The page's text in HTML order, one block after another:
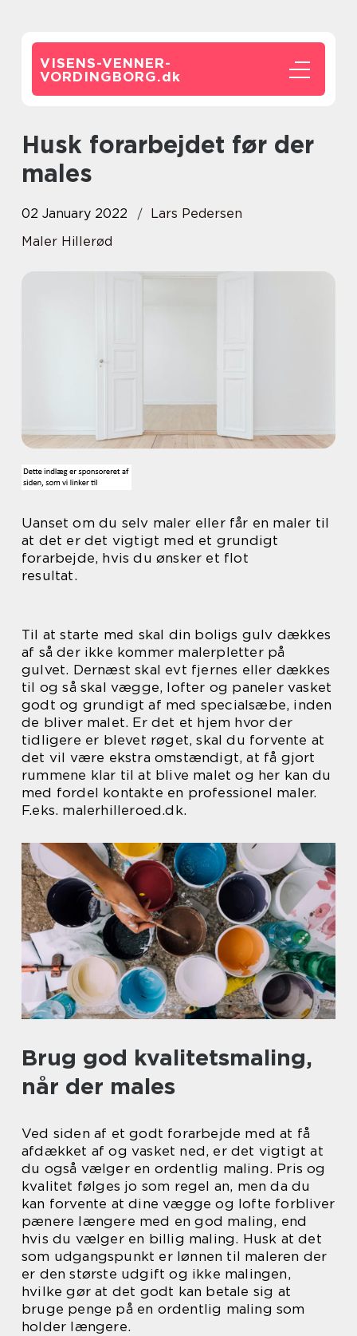
VISENS-VENNER-
VORDINGBORG.dk
Husk forarbejdet før der
males
02 January 2022
Lars Pedersen
Maler Hillerød
Uanset om du selv maler eller får en maler til
at det er det vigtigt med et grundigt
forarbejde, hvis du ønsker et flot
resultat.
Til at starte med skal din boligs gulv dækkes
af så der ikke kommer malerpletter på
gulvet. Dernæst skal evt fjernes eller dækkes
til og så skal vægge, lofter og paneler vasket
godt og grundigt af med specialsæbe, inden
de bliver malet. Er det et hjem hvor der
tidligere er blevet røget, skal du forvente at
det vil være ekstra omstændigt, at få gjort
rummene klar til at blive malet og her kan du
med fordel kontakte en professionel maler.
F.eks. malerhilleroed.dk.
Brug god kvalitetsmaling,
når der males
Ved siden af et godt forarbejde med at få
afdækket af og vasket ned, er det vigtigt at
du også vælger en ordentlig maling. Pris og
kvalitet følges jo som regel an, men da du
kan forvente at dine vægge og lofte forbliver
pænere længere med en god maling, end
hvis du vælger en billig maling. Husk at det
som udgangspunkt er lønnen til maleren der
er den største udgift og ikke malingen,
hvilke gør at det godt kan betale sig at
bruge penge på en ordentlig maling som
holder længere.